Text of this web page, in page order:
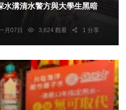
水溝清水警方與大學生黑暗
月07日 3,624 觀看 1 分享